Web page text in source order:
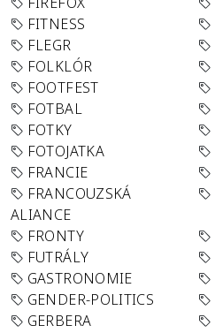
FITNESS
FLEGR
FOLKLÓR
FOOTFEST
FOTBAL
FOTKY
FOTOJATKA
FRANCIE
FRANCOUZSKÁ
ALIANCE
FRONTY
FUTRÁLY
GASTRONOMIE
GENDER-POLITICS
GERBERA